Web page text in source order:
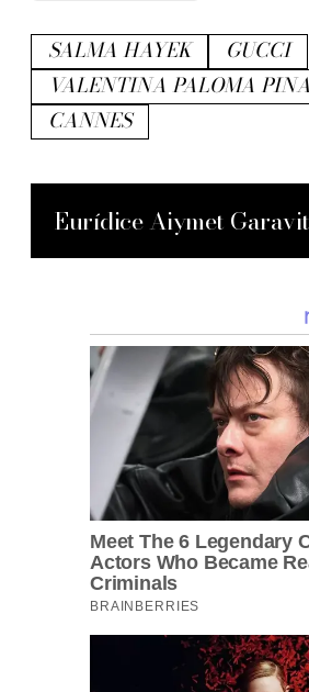
SALMA HAYEK
GUCCI
VALENTINA PALOMA
CANNES
Eurídice Aiymet